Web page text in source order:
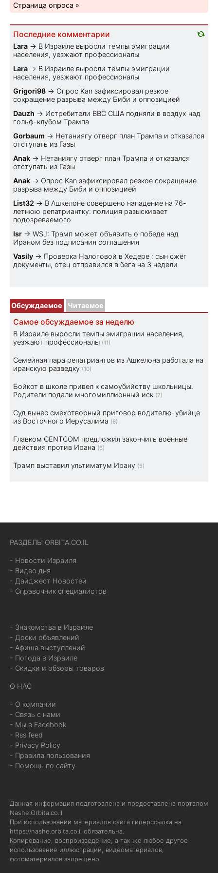
Страница опроса »
Последние комментарии
Lara → В Израиле выросли темпы эмиграции
населения, уезжают профессионалы
Lara → В Израиле выросли темпы эмиграции
населения, уезжают профессионалы
Grigori98 → Опрос Kan зафиксировал резкое
сокращение разрыва между Биби и оппозицией
Dauzh → Истребители ВВС США подняли в воздух над
гольф-клубом Трампа
Gorbaum → Нетаниягу отверг план Трампа и отказался
отступать из Газы
Anak → Нетаниягу отверг план Трампа и отказался
отступать из Газы
Anak → Опрос Kan зафиксировал резкое сокращение
разрыва между Биби и оппозицией
List32 → В Ашкелоне совершено нападение на 76-
летнюю репатриантку: полиция разыскивает
подозреваемого
Isr → WSJ: Трамп может объявить о победе над
Ираном без подписания соглашения
Vasily → Проверка Налоговой в Хедере : сын сжёг
документы, отец отправился в бега на 3 недели
Обсуждаемое Читаемое
Самое обсуждаемое за неделю
В Израиле выросли темпы эмиграции населения,
уезжают профессионалы (11)
Семейная пара репатриантов из Ашкелона работала на
иранскую разведку (10)
Бойкот в школе привел к самоубийству школьницы.
Родители подали многомиллионный иск (7)
Суд вынес смехотворный приговор водителю-убийце
из Восточного Иерусалима (6)
Главком CENTCOM предложил закончить военные
действия против Ирана (6)
Трамп выставил ультиматум Ирану (5)
РАЗДЕЛЫ ORBITA.CO.IL
- Новости Израиля
- Видео дня
- Дайджест Новостей
- Справочник специалистов
- Знакомства в Израиле
- Доски объявлений
- Афиша выступлений
- Погода в Израиле
- Скидки и обзоры товаров
О НАС
- О компании
- Связь с нами
- Мы в Facebook
- Rss feed
- Privacy Policy
- Правила пользования
- Помощь по сайту
Данная информация подготовлена и предоставлена порталом
Nashe.Orbita.co.il
При использовании материалов сайта гиперссылка на
https://nashe.orbita.co.il обязательна.
Копирование, воспроизведение, а так же любое другое
использование иллюстраций, видеоматериалов,
фотоматериалов запрещено.